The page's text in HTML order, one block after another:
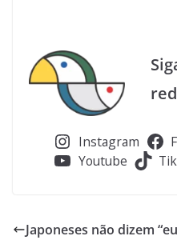
Instagram
Youtube
Japoneses não dizem